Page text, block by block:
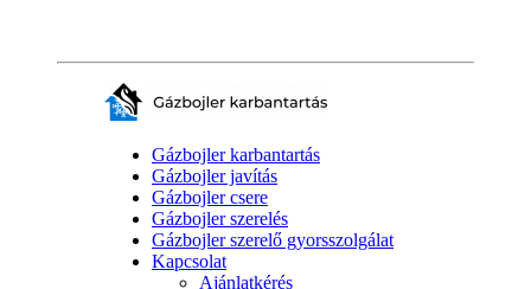
Gázbojler karbantartás
Gázbojler javítás
Gázbojler csere
Gázbojler szerelés
Gázbojler szerelő gyorsszolgálat
Kapcsolat
Ajánlatkérés